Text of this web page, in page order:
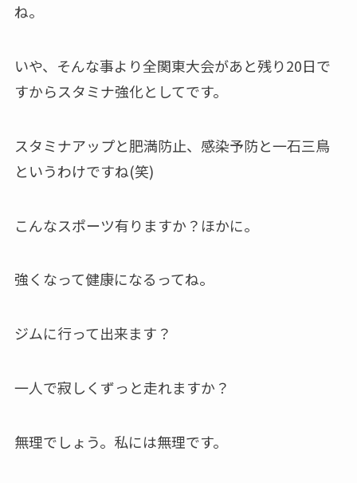
ね。
いや、そんな事より全関東大会があと残り20日で
すからスタミナ強化としてです。
スタミナアップと肥満防止、感染予防と一石三鳥
というわけですね(笑)
こんなスポーツ有りますか？ほかに。
強くなって健康になるってね。
ジムに行って出来ます？
一人で寂しくずっと走れますか？
無理でしょう。私には無理です。